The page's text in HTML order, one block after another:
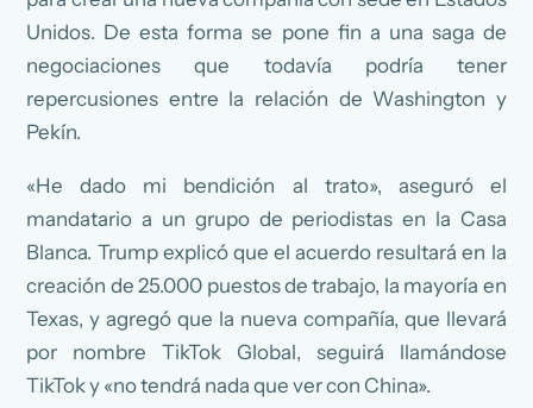
Unidos. De esta forma se pone fin a una saga de
negociaciones que todavía podría tener
repercusiones entre la relación de Washington y
Pekín.
«He dado mi bendición al trato», aseguró el
mandatario a un grupo de periodistas en la Casa
Blanca. Trump explicó que el acuerdo resultará en la
creación de 25.000 puestos de trabajo, la mayoría en
Texas, y agregó que la nueva compañía, que llevará
por nombre TikTok Global, seguirá llamándose
TikTok y «no tendrá nada que ver con China».